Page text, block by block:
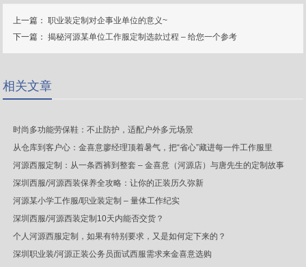
上一篇：职业装定制对企事业单位的意义~
下一篇：揭秘河源某单位工作服定制选款过程 – 给您一个参考
相关文章
时尚多功能劳保鞋：不止防护，适配户外多元场景
从仓库到客户心：金喜意廖经理顶着暑气，把“省心”藏进每一件工作服里
河源西服定制：从一条西裤到整套 – 金喜意（河源店）与唐先生的定制故事
深圳西服/河源西装保养全攻略：让你的正装历久弥新
河源某小学工作服/职业装定制 – 量体工作纪实
深圳西服/河源西装定制10天内能否交货？
个人河源西服定制，如果有特别要求，又是如何定下来的？
深圳职业装/河源正装公务员面试西服需求来金喜意选购